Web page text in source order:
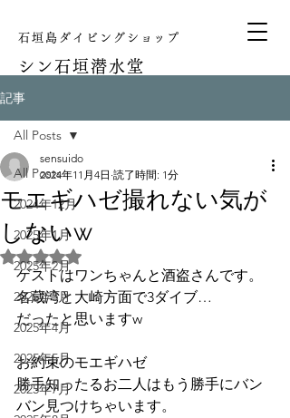
石垣島ダイビングショップ
シン石垣潜水堂
記事
All Posts
2024年12月
2025年1月
2025年2月
2025年3月
2025年4月
2025年5月
2025年7月
All Posts
モエギハゼ撮れない気が
しないw
sensuido
2024年11月4日 読了時間: 1分
5つ星のうちNaNと評価されています。
ゲストはワンちゃんと酒盗さんです。
名蔵湾と大崎方面で3ダイブ…
だったと思いますw
お約束のモエギハゼ
勝手知ったるお二人はもう勝手にバン
バン見つけちゃいます。